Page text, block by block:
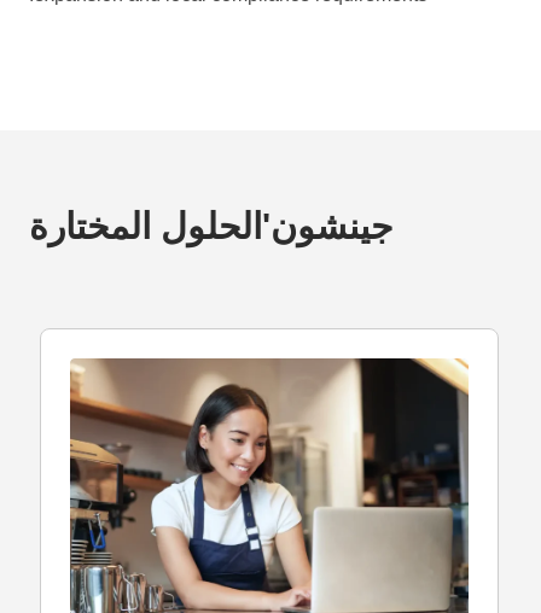
جينشون'الحلول المختارة